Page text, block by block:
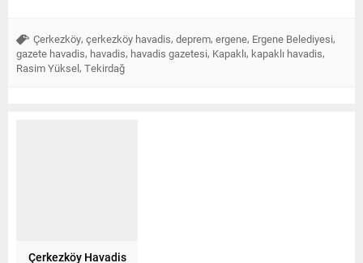
Çerkezköy, çerkezköy havadis, deprem, ergene, Ergene Belediyesi,
gazete havadis, havadis, havadis gazetesi, Kapaklı, kapaklı havadis,
Rasim Yüksel, Tekirdağ
Çerkezköy Havadis